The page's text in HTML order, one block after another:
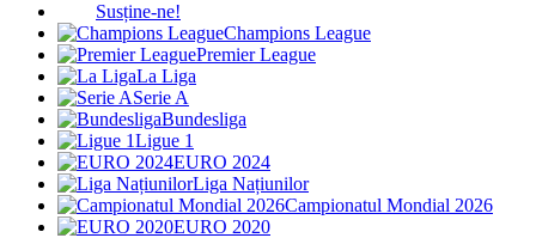
Susține-ne!
Champions League
Premier League
La Liga
Serie A
Bundesliga
Ligue 1
EURO 2024
Liga Națiunilor
Campionatul Mondial 2026
EURO 2020